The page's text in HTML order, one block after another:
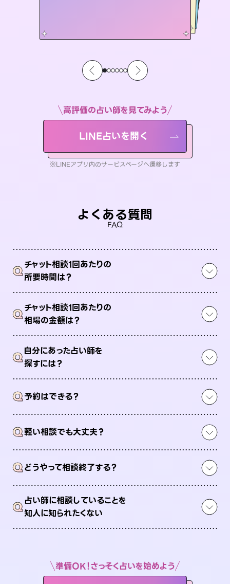
高評価の占い師を見てみよう
LINE占いを開く
※LINEアプリ内のサービスページへ遷移します
よくある質問
FAQ
Qチャット相談1回あたりの
所要時間は？
Qチャット相談1回あたりの
相場の金額は？
Q自分にあった占い師を
探すには？
Q予約はできる？
Q軽い相談でも大丈夫？
Qどうやって相談終了する？
Q占い師に相談していることを
知人に知られたくない
準備OK！さっそく占いを始めよう